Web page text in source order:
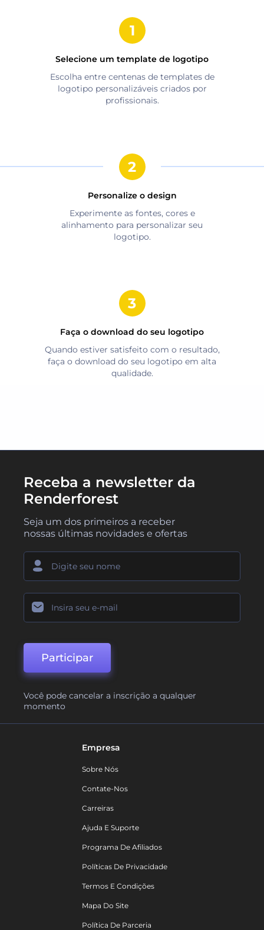
Selecione um template de logotipo
Escolha entre centenas de templates de
logotipo personalizáveis criados por
profissionais.
Personalize o design
Experimente as fontes, cores e
alinhamento para personalizar seu
logotipo.
Faça o download do seu logotipo
Quando estiver satisfeito com o resultado,
faça o download do seu logotipo em alta
qualidade.
Receba a newsletter da
Renderforest
Seja um dos primeiros a receber
nossas últimas novidades e ofertas
Participar
Você pode cancelar a inscrição a qualquer
momento
Empresa
Sobre Nós
Contate-Nos
Carreiras
Ajuda E Suporte
Programa De Afiliados
Políticas De Privacidade
Termos E Condições
Mapa Do Site
Política De Parceria